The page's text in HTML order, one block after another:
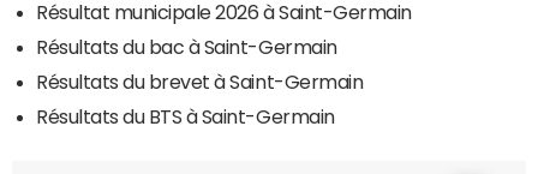
Résultat municipale 2026 à Saint-Germain
Résultats du bac à Saint-Germain
Résultats du brevet à Saint-Germain
Résultats du BTS à Saint-Germain